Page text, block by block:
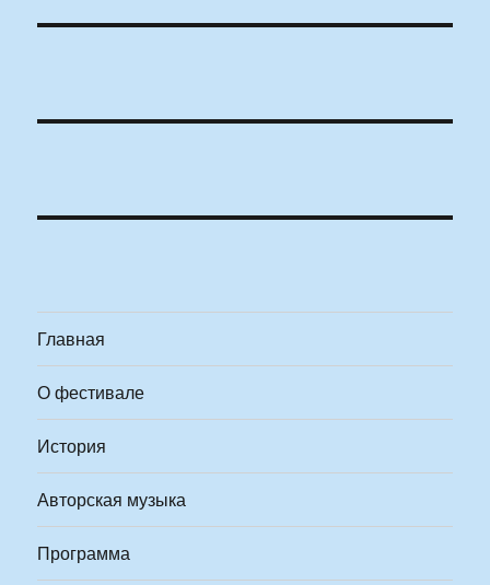
Главная
О фестивале
История
Авторская музыка
Программа